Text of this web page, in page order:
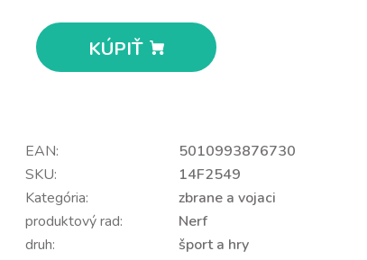
KÚPIŤ
EAN:
5010993876730
SKU:
14F2549
Kategória:
zbrane a vojaci
produktový rad:
Nerf
druh:
šport a hry